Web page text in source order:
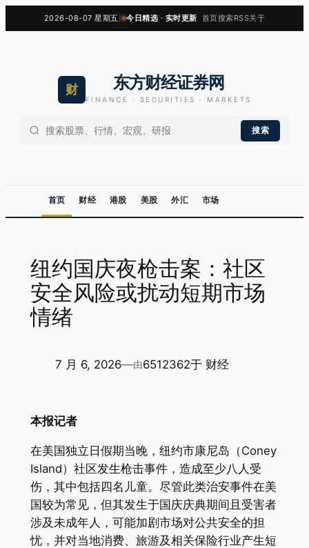
至
2026-08-07 星期五 | 今日精选 · 实时更新 首页搜索RSS关于
财 东方财经证券网
FINANCE · SECURITIES · MARKETS
搜索
首页 财经 港股 美股 外汇 市场
纽约国庆夜枪击案：社区
安全风险或扰动短期市场
情绪
7 月 6, 2026—由6512362于 财经
本报记者
在美国独立日假期当晚，纽约市康尼岛（Coney
Island）社区发生枪击事件，造成至少八人受
伤，其中包括四名儿童。尽管此类治安事件在美
国较为常见，但其发生于国庆庆典期间且受害者
涉及未成年人，可能加剧市场对公共安全的担
忧，并对当地消费、旅游及相关保险行业产生短